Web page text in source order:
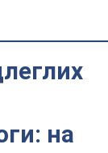
на